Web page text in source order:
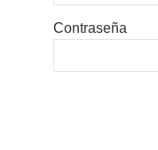
Contraseña